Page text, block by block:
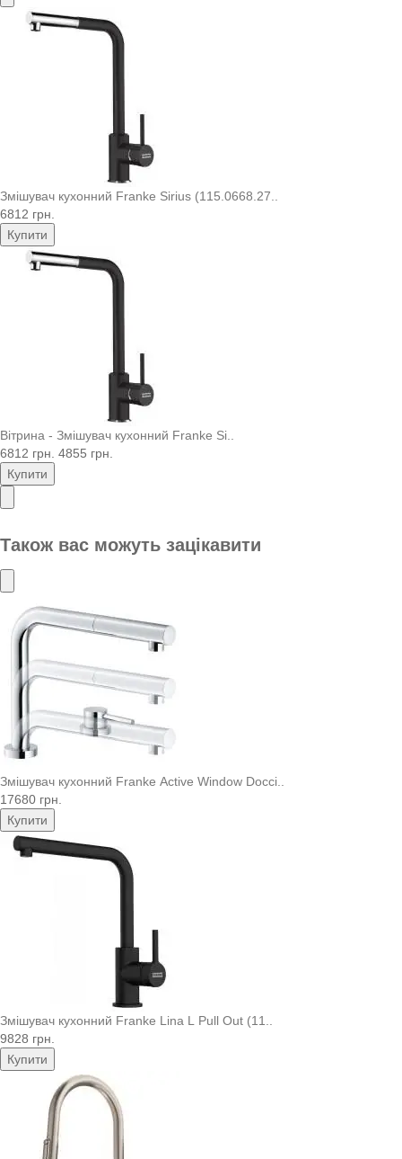
Змішувач кухонний Franke Sirius (115.0668.27..
6812 грн.
Купити
Вітрина - Змішувач кухонний Franke Si..
6812 грн. 4855 грн.
Купити
Також вас можуть зацікавити
Змішувач кухонний Franke Active Window Docci..
17680 грн.
Купити
Змішувач кухонний Franke Lina L Pull Out (11..
9828 грн.
Купити